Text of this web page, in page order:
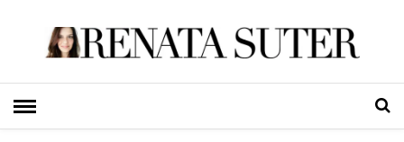
HOME»MÍDIA E MARKETING TOP NEWS